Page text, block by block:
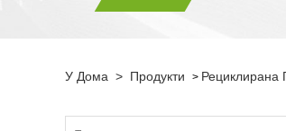
У Дома > Продукти > Рециклирана